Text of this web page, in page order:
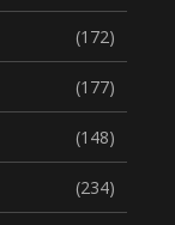
(172)
(177)
(148)
(234)